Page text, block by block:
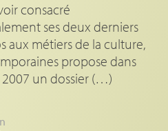
consacré
ses deux derniers
aux métiers de la culture,
propose dans
un dossier (…)